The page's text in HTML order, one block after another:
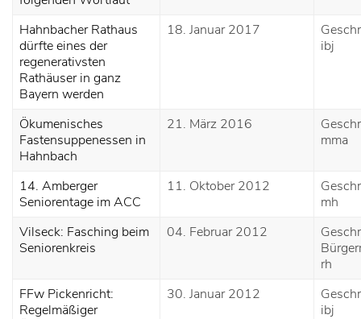
Hahnbacher Rathaus
dürfte eines der
regenerativsten
Rathäuser in ganz
Bayern werden
18. Januar 2017
ibj
Ökumenisches
Fastensuppenessen in
Hahnbach
21. März 2016
mma
14. Amberger
Seniorentage im ACC
11. Oktober 2012
mh
Vilseck: Fasching beim
Seniorenkreis
04. Februar 2012
rh
FFw Pickenricht:
Regelmäßiger
30. Januar 2012
ibj